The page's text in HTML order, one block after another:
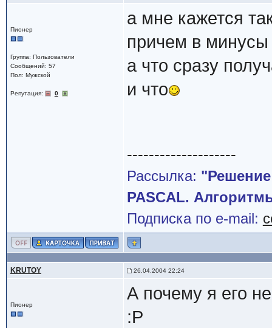
Пионер
Группа: Пользователи
Сообщений: 57
Пол: Мужской
Репутация: 0
а мне кажется
причем в минусы
а что сразу
и что
--------------------
Рассылка:
PASCAL.
Подписка по e-mail:
KRUTOY 26.04.2004 22:24
Пионер
А почему я его
:P